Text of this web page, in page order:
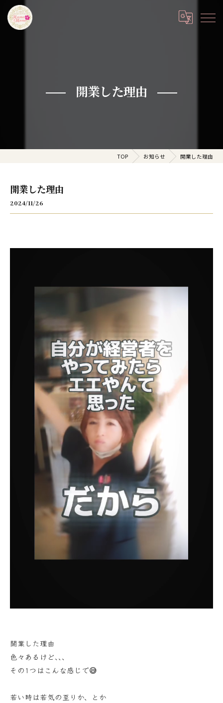
開業した理由
TOP お知らせ 開業した理由
開業した理由
2024/11/26
開業した理由
色々あるけど､､､
その1つはこんな感じで😅
若い時は若気の至りか、とか